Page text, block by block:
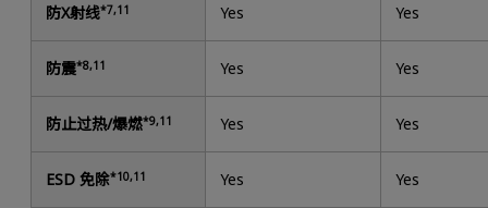
防X射线*7,11 Yes Yes
防震*8,11 Yes Yes
防止过热/爆燃*9,11 Yes Yes
ESD 免除*10,11 Yes Yes